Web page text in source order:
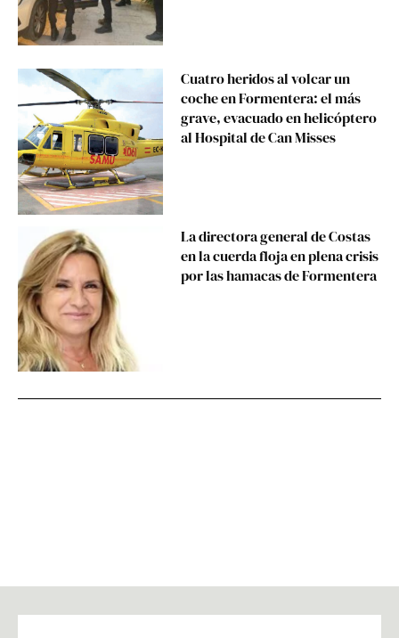
Cuatro heridos al volcar un
coche en Formentera: el más
grave, evacuado en helicóptero
al Hospital de Can Misses
La directora general de Costas
en la cuerda floja en plena crisis
por las hamacas de Formentera